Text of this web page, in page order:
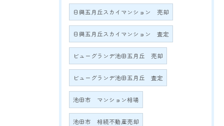
日興五月丘スカイマンション 売却
日興五月丘スカイマンション 査定
ビューグランデ池田五月丘 売却
ビューグランデ池田五月丘 査定
池田市 マンション相場
池田市 相続不動産売却